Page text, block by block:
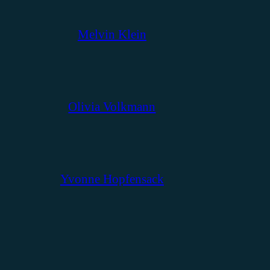
Melvin Klein
Olivia Volkmann
Yvonne Hopfensack